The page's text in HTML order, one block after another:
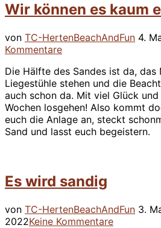
Wir können es kaum
von TC-HertenBeachAndFun 4.
Kommentare
Die Hälfte des Sandes ist da, das
Liegestühle stehen und die
auch schon da. Mit viel Glück
Wochen losgehen! Also kommt
euch die Anlage an, steckt
Sand und lasst euch begeistern.
Es wird sandig
von TC-HertenBeachAndFun 3.
2022Keine Kommentare